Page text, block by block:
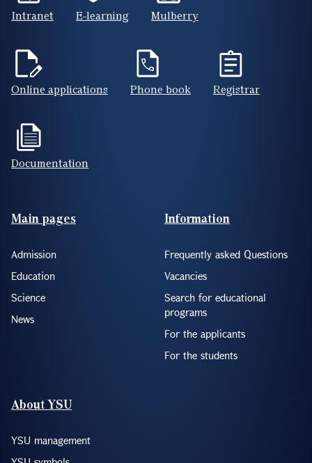
Intranet E-learning Mulberry
Online applications Phone book Registrar
Documentation
Footer(ENG)
Main pages
Admission
Education
Science
News
Information
Frequently asked Questions
Vacancies
Search for educational
programs
For the applicants
For the students
About YSU
YSU management